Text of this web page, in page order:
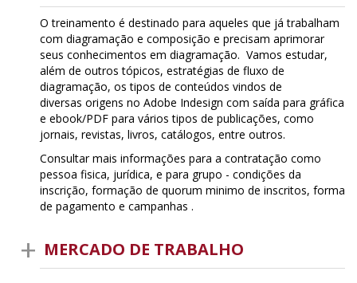
O treinamento é destinado para aqueles que já trabalham
com diagramação e composição e precisam aprimorar
seus conhecimentos em diagramação. Vamos estudar,
além de outros tópicos, estratégias de fluxo de
diagramação, os tipos de conteúdos vindos de
diversas origens no Adobe Indesign com saída para gráfica
e ebook/PDF para vários tipos de publicações, como
jornais, revistas, livros, catálogos, entre outros.
Consultar mais informações para a contratação como
pessoa fisica, jurídica, e para grupo - condições da
inscrição, formação de quorum minimo de inscritos, forma
de pagamento e campanhas .
MERCADO DE TRABALHO